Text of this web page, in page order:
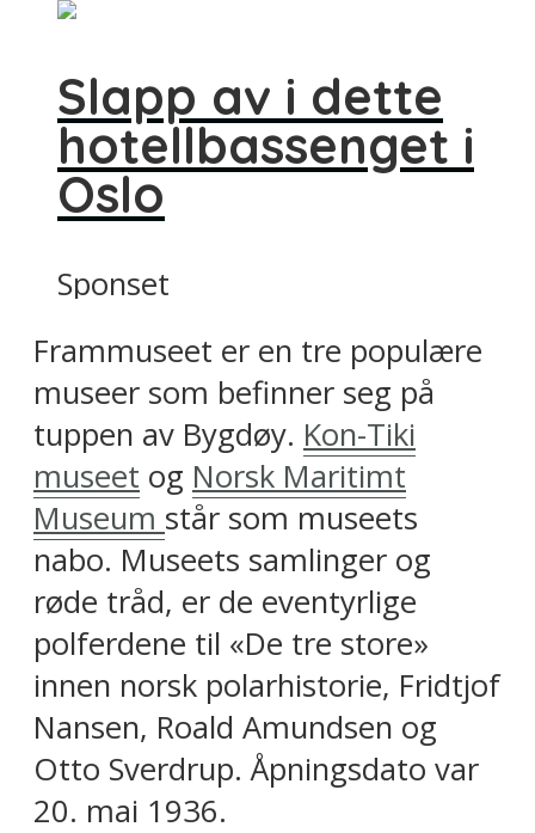
Slapp av i dette
hotellbassenget i
Oslo
Sponset
Frammuseet er en tre populære
museer som befinner seg på
tuppen av Bygdøy. Kon-Tiki
museet og Norsk Maritimt
Museum står som museets
nabo. Museets samlinger og
røde tråd, er de eventyrlige
polferdene til «De tre store»
innen norsk polarhistorie, Fridtjof
Nansen, Roald Amundsen og
Otto Sverdrup. Åpningsdato var
20. mai 1936.